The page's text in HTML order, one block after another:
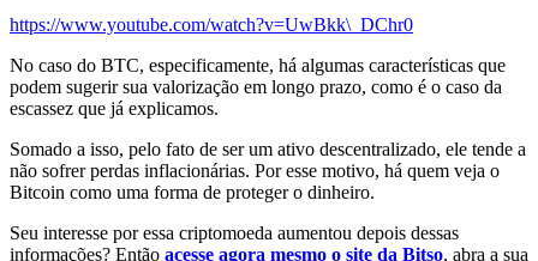
https://www.youtube.com/watch?v=UwBkk\_DChr0
No caso do BTC, especificamente, há algumas características que
podem sugerir sua valorização em longo prazo, como é o caso da
escassez que já explicamos.
Somado a isso, pelo fato de ser um ativo descentralizado, ele tende a
não sofrer perdas inflacionárias. Por esse motivo, há quem veja o
Bitcoin como uma forma de proteger o dinheiro.
Seu interesse por essa criptomoeda aumentou depois dessas
informações? Então acesse agora mesmo o site da Bitso, abra a sua